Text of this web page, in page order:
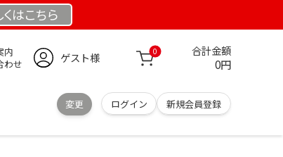
はこちら
内
わせ
ゲスト様 0 合計金額
0円
変更 ログイン 新規会員登録